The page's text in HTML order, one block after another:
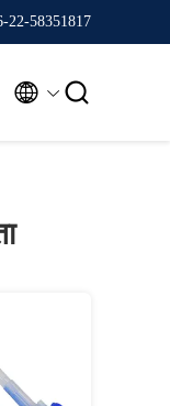
22-58351817
 